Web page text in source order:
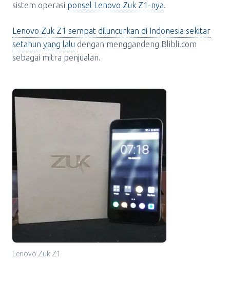
sistem operasi ponsel Lenovo Zuk Z1-nya.
Lenovo Zuk Z1 sempat diluncurkan di Indonesia sekitar
setahun yang lalu dengan menggandeng Blibli.com
sebagai mitra penjualan.
Lenovo Zuk Z1